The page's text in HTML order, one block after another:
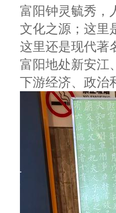
富阳钟灵毓秀，
文化之源；这里
这里还是现代著
富阳地处新安江
下游经济、政治